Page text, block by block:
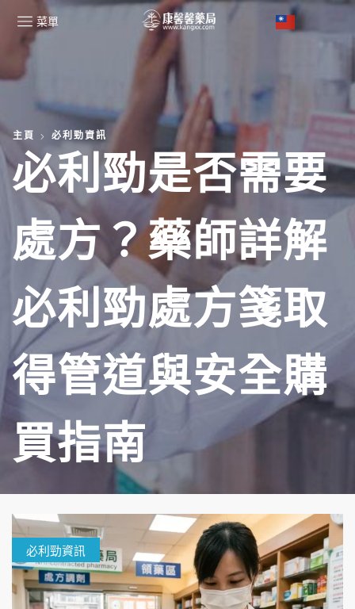
菜單
主頁 必利勁資訊
必利勁是否需要
處方？藥師詳解
必利勁處方箋取
得管道與安全購
買指南
必利勁資訊